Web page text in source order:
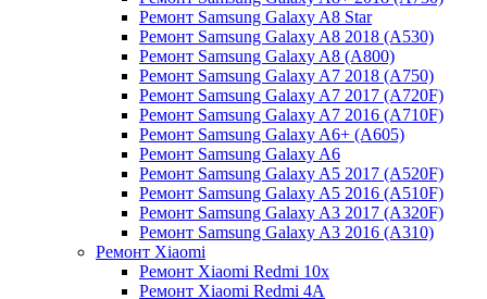
Ремонт Samsung Galaxy A8 Star
Ремонт Samsung Galaxy A8 2018 (A530)
Ремонт Samsung Galaxy A8 (A800)
Ремонт Samsung Galaxy A7 2018 (A750)
Ремонт Samsung Galaxy A7 2017 (A720F)
Ремонт Samsung Galaxy A7 2016 (A710F)
Ремонт Samsung Galaxy A6+ (A605)
Ремонт Samsung Galaxy A6
Ремонт Samsung Galaxy A5 2017 (A520F)
Ремонт Samsung Galaxy A5 2016 (A510F)
Ремонт Samsung Galaxy A3 2017 (A320F)
Ремонт Samsung Galaxy A3 2016 (A310)
Ремонт Xiaomi
Ремонт Xiaomi Redmi 10x
Ремонт Xiaomi Redmi 4A